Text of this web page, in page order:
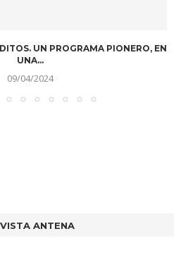
UN PROGRAMA PIONERO, EN
UNA...
09/04/2024
ANTENA